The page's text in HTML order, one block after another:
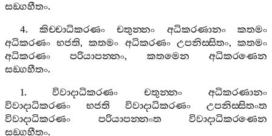
සඞ‍්ගහීතං.
4. කිච‍්චාධිකරණං චතුන‍්නං අධිකරණානං
කතමං
අධිකරණං භජති,කතමං අධිකරණං උපනිස‍්සිතං,කතමං
අධිකරණං
පරියාපන‍්නං, කතමෙන
අධිකරණෙන
සඞ‍්ගහීතං.
1.විවාදාධිකරණං චතුන‍්නං
අධිකරණානං
විවාදාධිකරණං
භජති විවාදාධිකරණං
උපනිස‍්සිතංත
විවාදාධිකරණං
පරියාපන‍්නංත
විවාදාධිකරණෙන
සඞ‍්ගහීතං.